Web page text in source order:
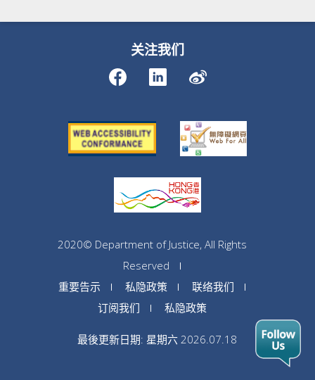
关注我们
2020© Department of Justice, All Rights
Reserved
重要告示
私隐政策
联络我们
订阅我们
私隐政策
最後更新日期: 星期六 2026.07.18